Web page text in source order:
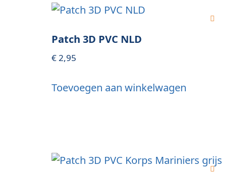
Patch 3D PVC NLD
€2,95
Toevoegen aan winkelwagen